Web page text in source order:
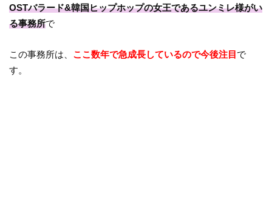
OSTバラード&韓国ヒップホップの女王であるユンミレ様がい
る事務所で
この事務所は、 ここ数年で急成長しているので今後注目 で
す。